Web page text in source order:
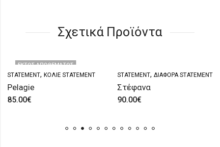
Σχετικά Προϊόντα
ΕΚΤΌΣ ΑΠΟΘΈΜΑΤΟΣ
STATEMENT, ΚΟΛΙΈ STATEMENT
Pelagie
85.00€
STATEMENT, ΔΙΆΦΟΡΑ STATEMENT
Στέφανα
90.00€